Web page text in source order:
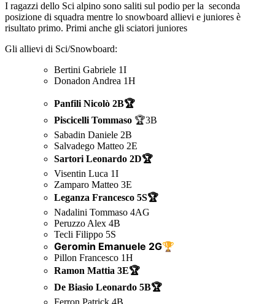
I ragazzi dello Sci alpino sono saliti sul podio per la seconda
posizione di squadra mentre lo snowboard allievi e juniores è
risultato primo. Primi anche gli sciatori juniores
Gli allievi di Sci/Snowboard:
Bertini Gabriele 1I
Donadon Andrea 1H
Panfili Nicolò 2B🏆
Piscicelli Tommaso 🏆3B
Sabadin Daniele 2B
Salvadego Matteo 2E
Sartori Leonardo 2D🏆
Visentin Luca 1I
Zamparo Matteo 3E
Leganza Francesco 5S🏆
Nadalini Tommaso 4AG
Peruzzo Alex 4B
Tecli Filippo 5S
Geromin Emanuele 2G🏆
Pillon Francesco 1H
Ramon Mattia 3E🏆
De Biasio Leonardo 5B🏆